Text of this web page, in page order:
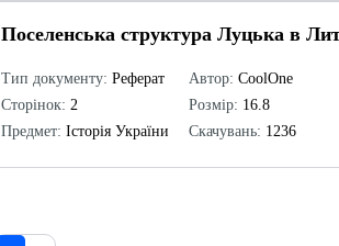
Поселенська структура Луцька в
Тип документу: Реферат
Сторінок: 2
Предмет: Історія України
Автор: CoolOne
Розмір: 16.8
Скачувань: 1236